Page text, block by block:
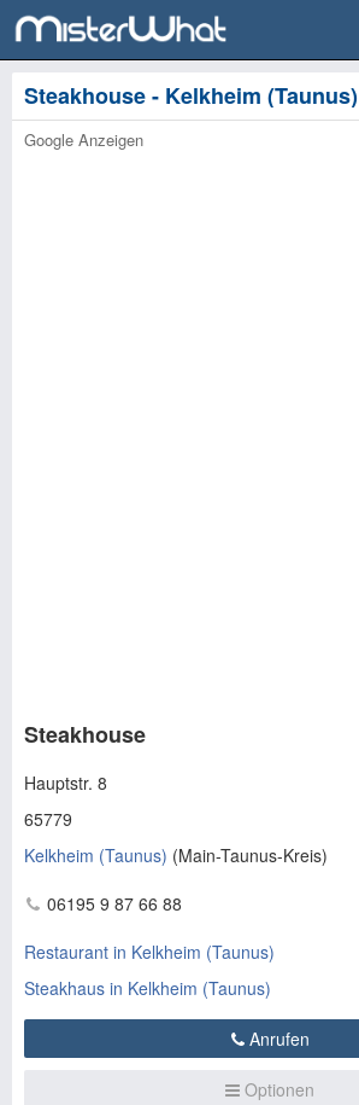
Steakhouse - Kelkheim (Taunus)
Google Anzeigen
Steakhouse
Hauptstr. 8
65779
Kelkheim (Taunus) (Main-Taunus-Kreis)
06195 9 87 66 88
Restaurant in Kelkheim (Taunus)
Steakhaus in Kelkheim (Taunus)
Anrufen
Optionen